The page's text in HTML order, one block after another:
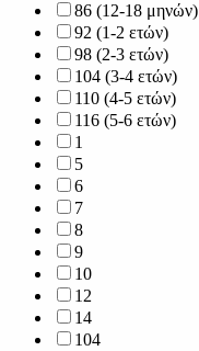
86 (12-18 μηνών)
92 (1-2 ετών)
98 (2-3 ετών)
104 (3-4 ετών)
110 (4-5 ετών)
116 (5-6 ετών)
1
5
6
7
8
9
10
12
14
104